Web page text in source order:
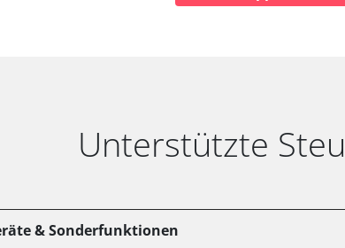
Unterstützte
& Sonderfunktionen